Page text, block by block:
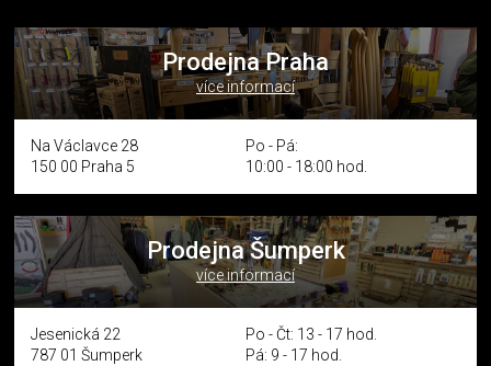
Prodejna Praha
více informací
Na Václavce 28
150 00 Praha 5
Po - Pá:
10:00 - 18:00 hod.
Prodejna Šumperk
více informací
Jesenická 22
787 01 Šumperk
Po - Čt: 13 - 17 hod.
Pá: 9 - 17 hod.